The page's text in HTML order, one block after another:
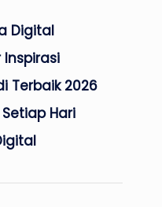
Digital
Terbaik 2026
Hari